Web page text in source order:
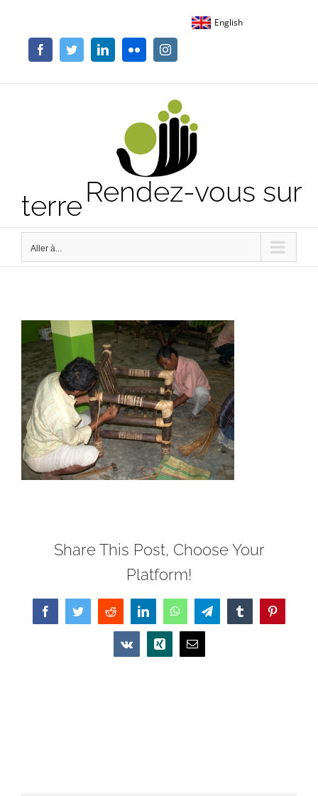
contenu
English
FacebookTwitterLinkedInFlickr Instagram
Rendez-vous sur
terre
Aller à...
Share This Post, Choose Your
Platform!
FacebookTwitterReddit LinkedInWhatsAppTelegramTumblrPinterest
Vk Xing Email